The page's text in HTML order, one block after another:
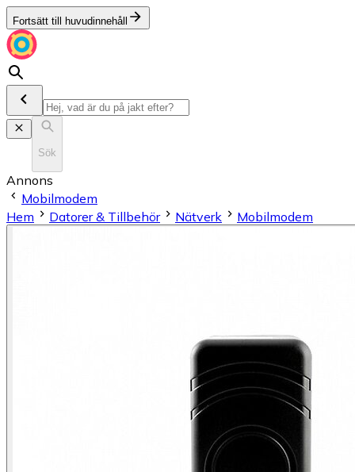
Fortsätt till huvudinnehåll
Sök
Annons
Mobilmodem
Hem
Datorer & Tillbehör Nätverk Mobilmodem